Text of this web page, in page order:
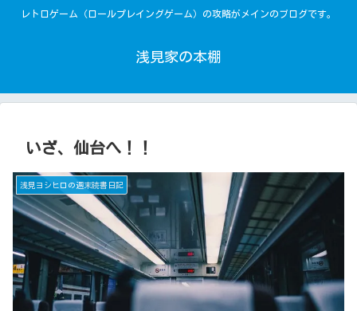
レトロゲーム（ロールプレイングゲーム）の攻略がメインのブログです。
浅見家の本棚
いざ、仙台へ！！
浅見ヨシヒロの週末読書日記